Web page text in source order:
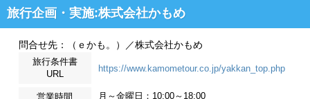
旅行企画・実施:株式会社かもめ
問合せ先：（ｅかも。）／株式会社かもめ
旅行条件書
URL
https://www.kamometour.co.jp/yakkan_top.php
営業時間 月～金曜日：10:00～18:00